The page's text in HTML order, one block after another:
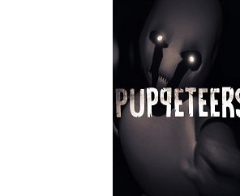
Farming Village